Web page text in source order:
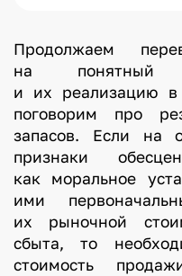
Продолжаем
на понятный
и их реализацию в
поговорим про
запасов. Если на
признаки
как моральное
ими
их рыночной
сбыта, то
стоимость